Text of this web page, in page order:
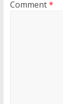
Comment*